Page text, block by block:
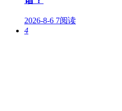
2026-8-6 7阅读
4